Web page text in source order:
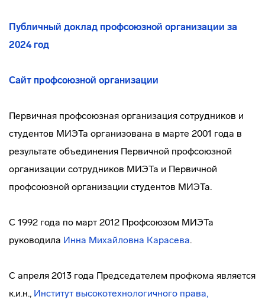
Публичный доклад профсоюзной организации за
2024 год
Сайт профсоюзной организации
Первичная профсоюзная организация сотрудников и
студентов МИЭТа организована в марте 2001 года в
результате объединения Первичной профсоюзной
организации сотрудников МИЭТа и Первичной
профсоюзной организации студентов МИЭТа.
С 1992 года по март 2012 Профсоюзом МИЭТа
руководила Инна Михайловна Карасева.
С апреля 2013 года Председателем профкома является
к.и.н., Институт высокотехнологичного права,